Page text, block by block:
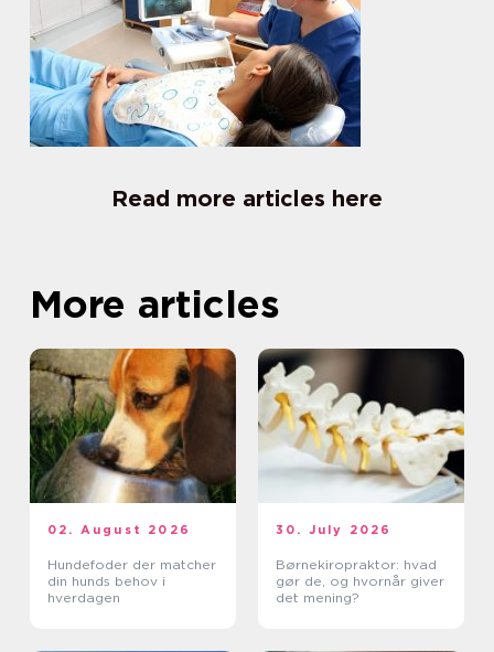
Read more articles here
More articles
02. August 2026
Hundefoder der matcher
din hunds behov i
hverdagen
30. July 2026
Børnekiropraktor: hvad
gør de, og hvornår giver
det mening?